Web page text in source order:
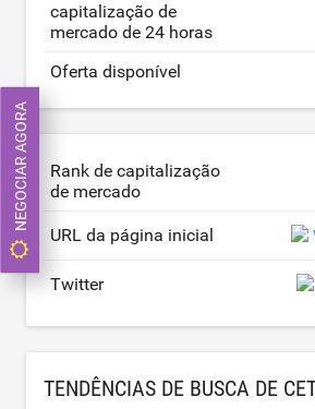
capitalização de
mercado de 24 horas
Oferta disponível
Rank de capitalização
de mercado
URL da página inicial
Twitter
TENDÊNCIAS DE BUSCA DE
NEGOCIAR AGORA